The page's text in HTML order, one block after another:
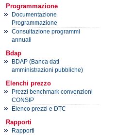
Programmazione
Documentazione
Programmazione
Consultazione programmi
annuali
Bdap
BDAP (Banca dati
amministrazioni pubbliche)
Elenchi prezzo
Prezzi benchmark convenzioni
CONSIP
Elenco prezzi e DTC
Rapporti
Rapporti